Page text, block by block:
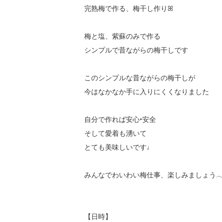
完熟梅で作る、梅干し作りꕤ
梅と塩、紫蘇のみで作る
シンプルで昔ながらの梅干しです
このシンプルな昔ながらの梅干しが
今はなかなか手に入りにくくなりました
自分で作れば安心•安全
そして愛着も湧いて
とても美味しいです♩
みんなでわいわい梅仕事、楽しみましょう
【日時】